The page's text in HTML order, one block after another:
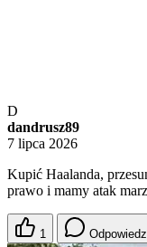
D
dandrusz89
7 lipca 2026
Kupić Haalanda,
prawo i mamy atak
1 Odpowiedz